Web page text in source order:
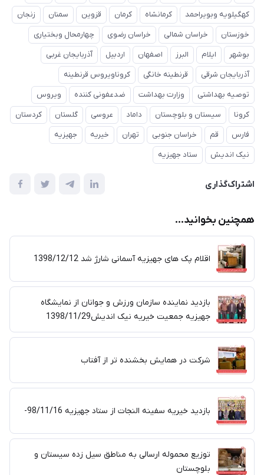
کهگیلویه وبویراحمد
کرمانشاه کرمان قزوین سمنان
زنجان
خوزستان
خراسان شمالی خراسان رضوی
چهارمحال وبختیاری
بوشهر
ایلام البرز اصفهان اردبیل
آذربایجان غربی
آذربایجان شرقی
قرنطینه خانگی
کروناویروس قرنطینه
توصیه بهداشتی
وزارت بهداشت ضدعفونی کننده
ویروس
کرونا
سیستان و بلوچستان داماد عروسی گلستان
کردستان
فارس
قم خراسان جنوبی تهران خیریه
جهیزیه
نیک اندیش
ستاد جهیزیه
اشتراک‌گذاری
همچنین بخوانید...
اقلام پک های جهیزیه آسمانی شارژ شد 1398/12/12
بازدید نماینده سازمان ورزش و جوانان از نمایشگاه
جهیزیه جمعیت خیریه نیک اندیش1398/11/29
شرکت در همایش بخشنده تر از آفتاب
بازدید خیریه سفینه النجات از ستاد جهیزیه 98/11/16-
توزیع محموله ارسالی به مناطق سیل زده سیستان و
بلوچستان